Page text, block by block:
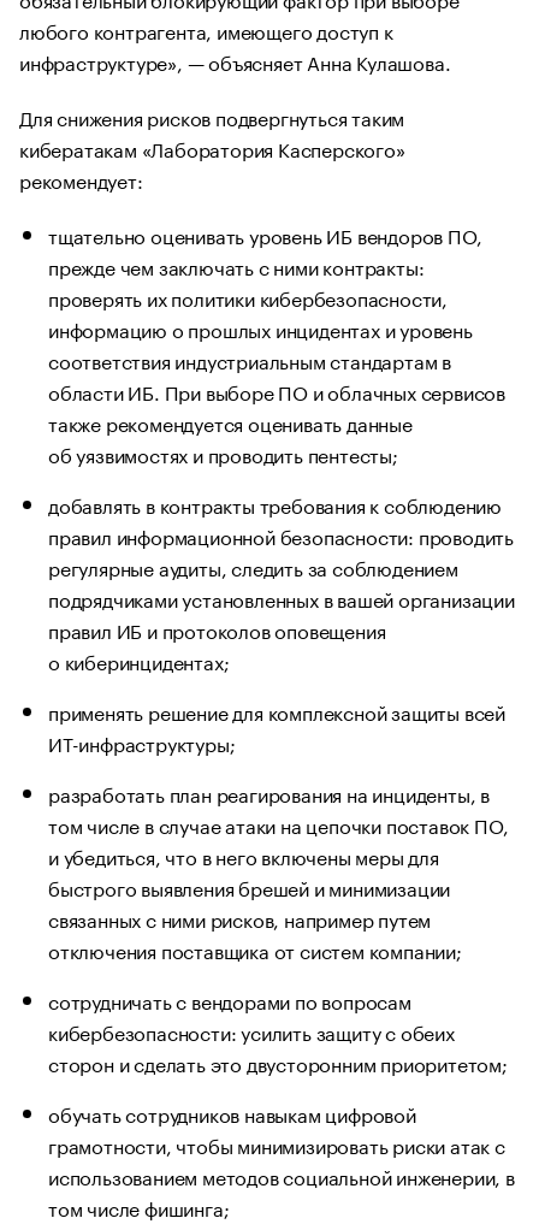
любого контрагента, имеющего доступ к
инфраструктуре», — объясняет Анна Кулашова.
Для снижения рисков подвергнуться таким
кибератакам «Лаборатория Касперского»
рекомендует:
тщательно оценивать уровень ИБ вендоров ПО,
прежде чем заключать с ними контракты:
проверять их политики кибербезопасности,
информацию о прошлых инцидентах и уровень
соответствия индустриальным стандартам в
области ИБ. При выборе ПО и облачных сервисов
также рекомендуется оценивать данные
об уязвимостях и проводить пентесты;
добавлять в контракты требования к соблюдению
правил информационной безопасности: проводить
регулярные аудиты, следить за соблюдением
подрядчиками установленных в вашей организации
правил ИБ и протоколов оповещения
о киберинцидентах;
применять решение для комплексной защиты всей
ИТ-инфраструктуры;
разработать план реагирования на инциденты, в
том числе в случае атаки на цепочки поставок ПО,
и убедиться, что в него включены меры для
быстрого выявления брешей и минимизации
связанных с ними рисков, например путем
отключения поставщика от систем компании;
сотрудничать с вендорами по вопросам
кибербезопасности: усилить защиту с обеих
сторон и сделать это двусторонним приоритетом;
обучать сотрудников навыкам цифровой
грамотности, чтобы минимизировать риски атак с
использованием методов социальной инженерии, в
том числе фишинга;